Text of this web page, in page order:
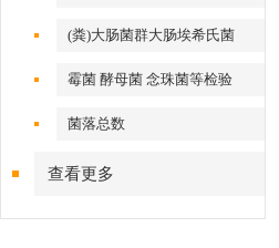
(粪)大肠菌群大肠埃希氏菌
霉菌 酵母菌 念珠菌等检验
菌落总数
查看更多